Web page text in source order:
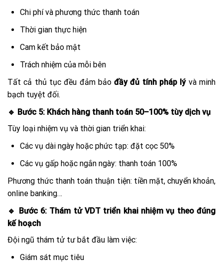
Chi phí và phương thức thanh toán
Thời gian thực hiện
Cam kết bảo mật
Trách nhiệm của mỗi bên
Tất cả thủ tục đều đảm bảođầy đủ tính pháp lývà minh
bạch tuyệt đối.
🔹 Bước 5: Khách hàng thanh toán 50–100% tùy dịch vụ
Tùy loại nhiệm vụ và thời gian triển khai:
Các vụ dài ngày hoặc phức tạp: đặt cọc 50%
Các vụ gấp hoặc ngắn ngày: thanh toán 100%
Phương thức thanh toán thuận tiện: tiền mặt, chuyển khoản,
online banking…
🔹 Bước 6: Thám tử VDT triển khai nhiệm vụ theo đúng
kế hoạch
Đội ngũ thám tử tư bắt đầu làm việc:
Giám sát mục tiêu